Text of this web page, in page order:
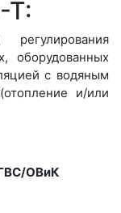
Т:
оборудованных
с водяным
и/или
ОВиК